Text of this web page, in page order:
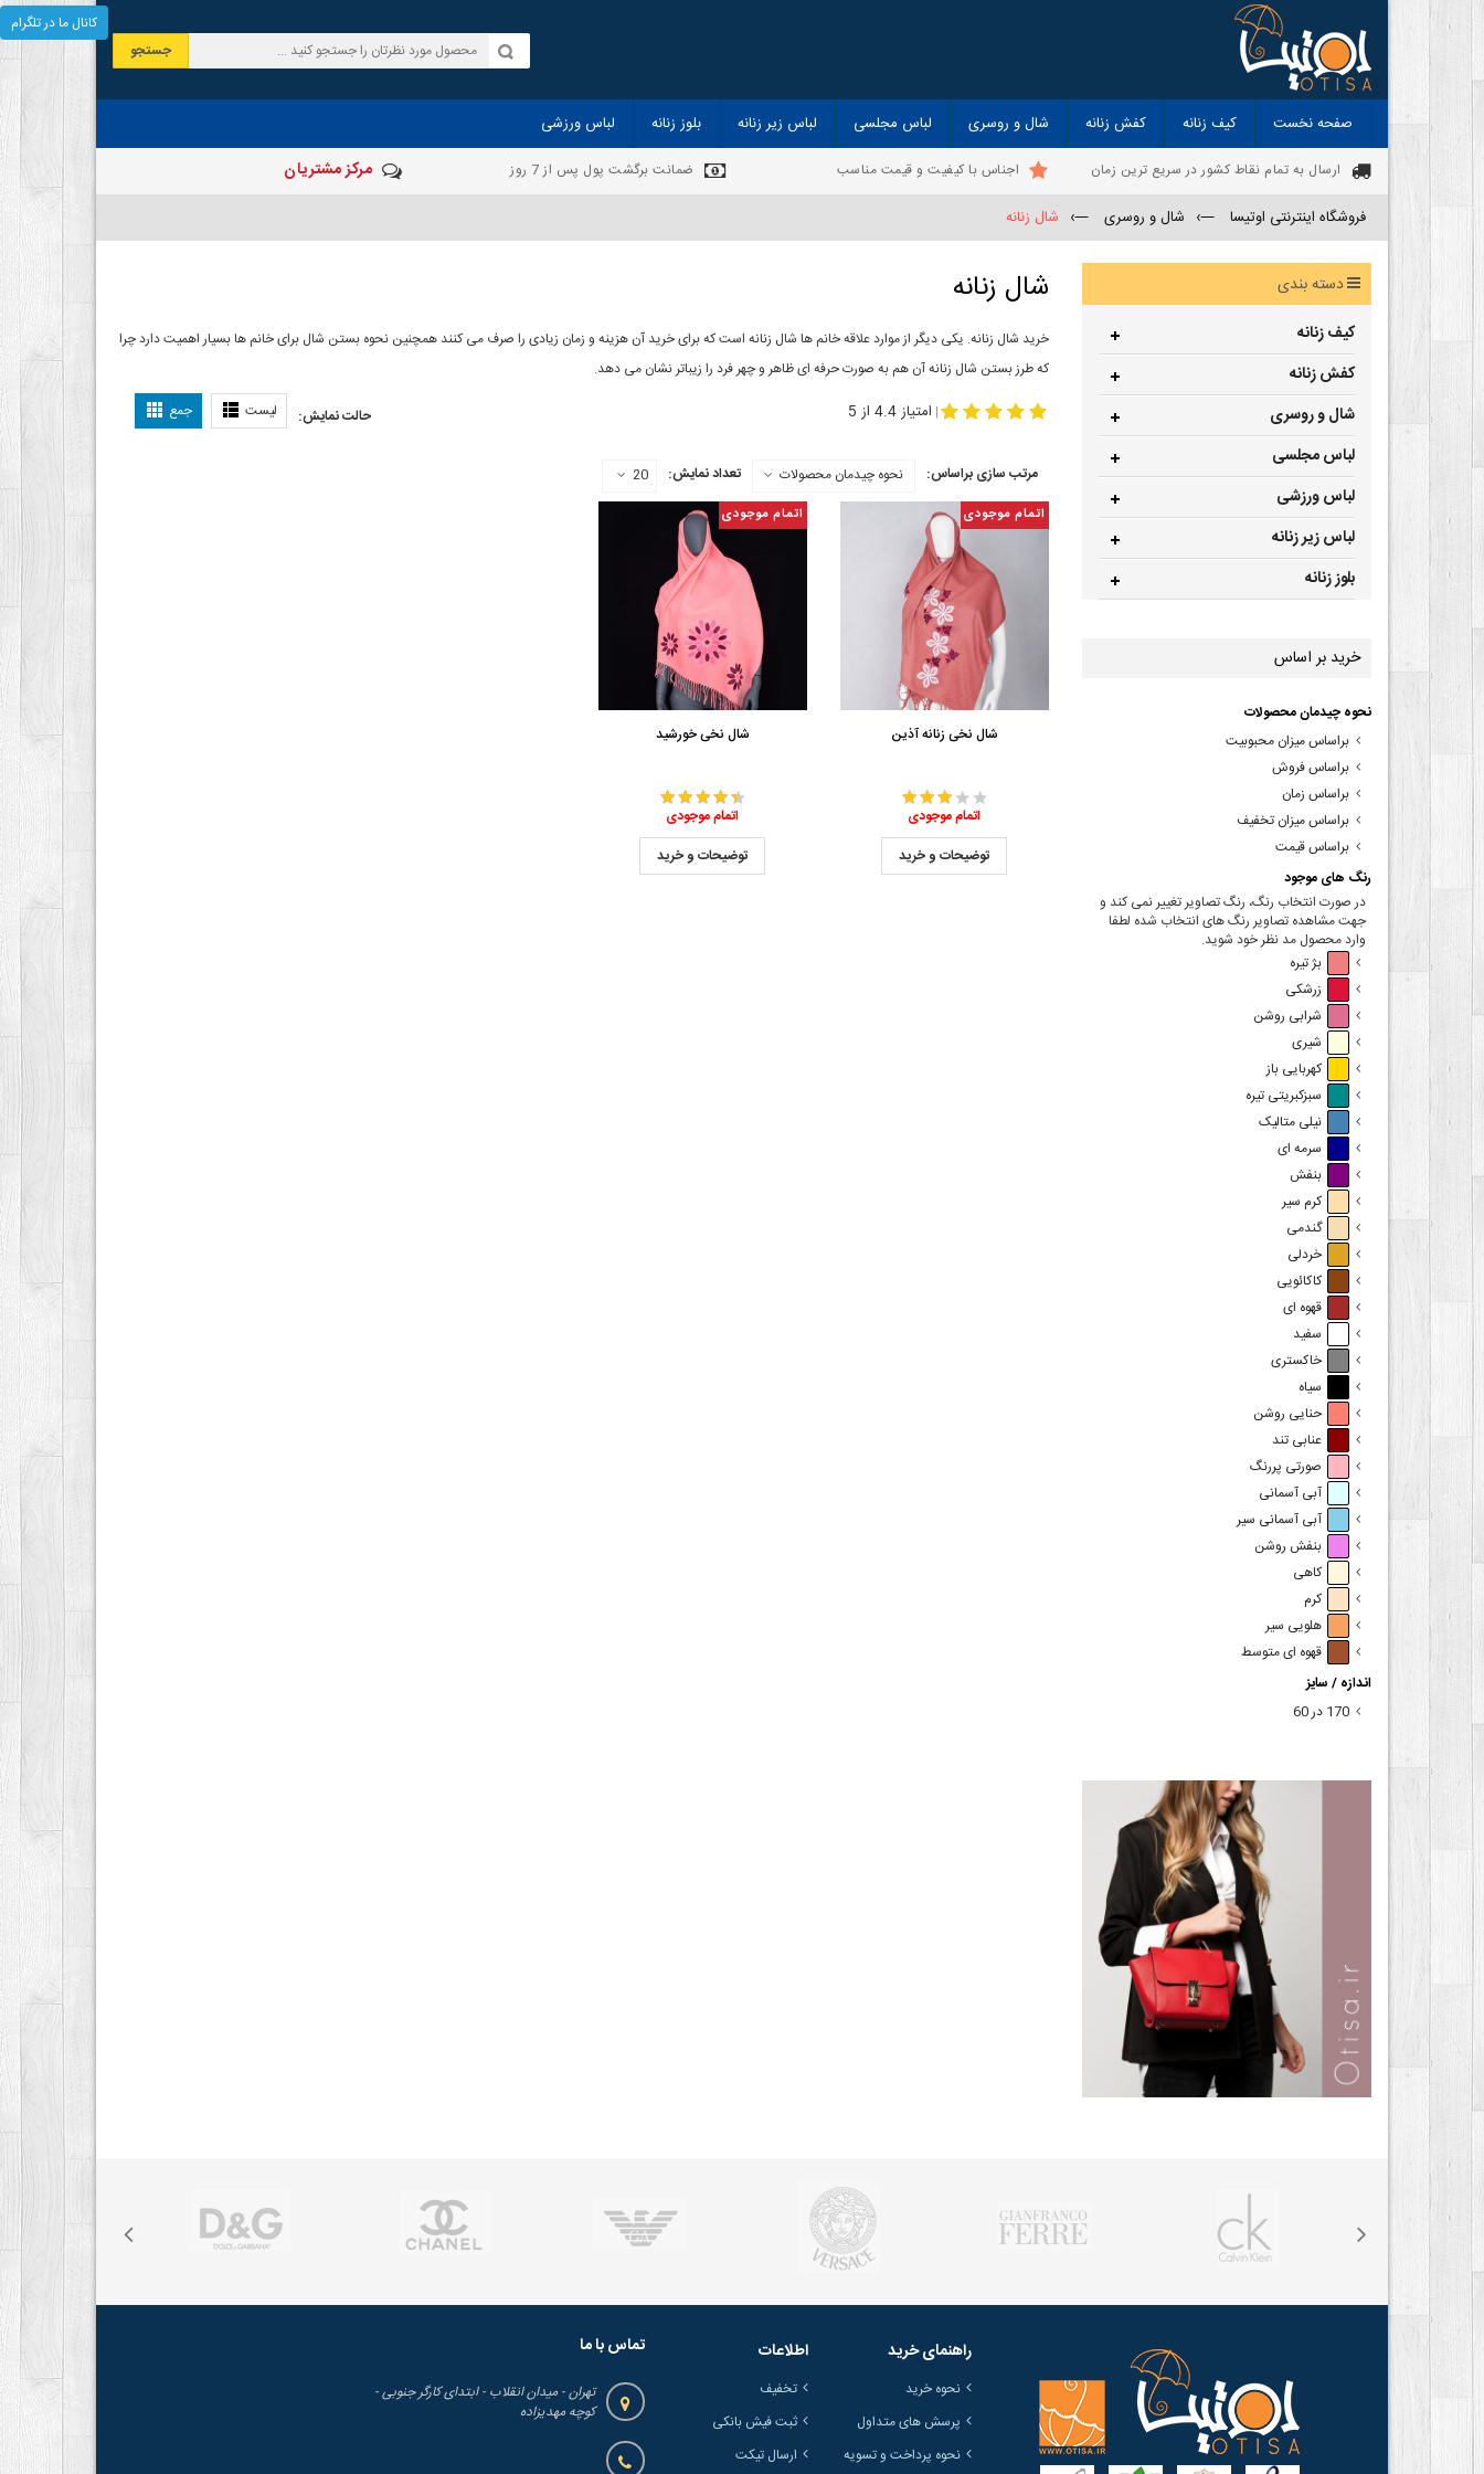
جستجو
صفحه نخست کیف زنانه کفش زنانه شال و روسری لباس مجلسی لباس زیر زنانه بلوز زنانه لباس ورزشی
ارسال به تمام نقاط کشور در سریع ترین زمان اجناس با کیفیت و قیمت مناسب ضمانت برگشت پول پس از 7 روز مرکز مشتریان
فروشگاه اینترنتی اوتیسا —› شال و روسری —› شال زنانه
شال زنانه
خرید شال زنانه. یکی دیگر از موارد علاقه خانم ها شال زنانه است که برای خرید آن هزینه و زمان زیادی را صرف می کنند همچنین نحوه بستن شال برای خانم ها بسیار اهمیت دارد چرا
که طرز بستن شال زنانه آن هم به صورت حرفه ای ظاهر و چهر فرد را زیباتر نشان می دهد.
حالت نمایش: لیست جمع | امتیاز 4.4 از 5
مرتب سازی براساس: نحوه چیدمان محصولات تعداد نمایش: 20
اتمام موجودی
شال نخی زنانه آذین
اتمام موجودی
توضیحات و خرید
اتمام موجودی
شال نخی خورشید
اتمام موجودی
توضیحات و خرید
دسته بندی
کیف زنانه
کفش زنانه
شال و روسری
لباس مجلسی
لباس ورزشی
لباس زیر زنانه
بلوز زنانه
خرید بر اساس
نحوه چیدمان محصولات
براساس میزان محبوبیت
براساس فروش
براساس زمان
براساس میزان تخفیف
براساس قیمت
رنگ های موجود
در صورت انتخاب رنگ، رنگ تصاویر تغییر نمی کند و
جهت مشاهده تصاویر رنگ های انتخاب شده لطفا
وارد محصول مد نظر خود شوید.
بژ تیره
زرشکی
شرابی روشن
شیری
کهربایی باز
سبزکبریتی تیره
نیلی متالیک
سرمه ای
بنفش
کرم سیر
گندمی
خردلی
کاکائویی
قهوه ای
سفید
خاکستری
سیاه
حنایی روشن
عنابی تند
صورتی پررنگ
آبی آسمانی
آبی آسمانی سیر
بنفش روشن
کاهی
کرم
هلویی سیر
قهوه ای متوسط
اندازه / سایز
170 در 60
راهنمای خرید
نحوه خرید
پرسش های متداول
نحوه پرداخت و تسویه
اطلاعات
تخفیف
ثبت فیش بانکی
ارسال تیکت
تماس با ما
تهران - میدان انقلاب - ابتدای کارگر جنوبی -
کوچه مهدیزاده
کانال ما در تلگرام